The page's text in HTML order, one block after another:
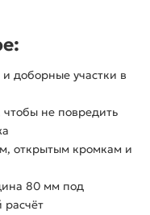
доборные участки в
чтобы не повредить
открытым кромкам и
80 мм под
расчёт